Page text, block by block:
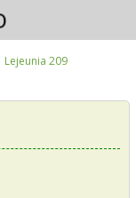
Lejeunia 209